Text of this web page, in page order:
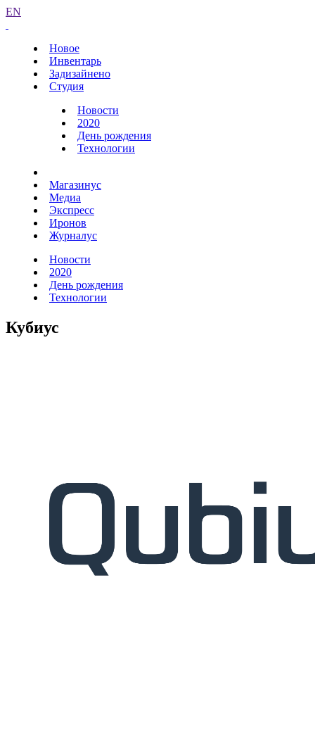
EN
Новое
Инвентарь
Задизайнено
Студия
Новости
2020
День рождения
Технологии
Магазинус
Медиа
Экспресс
Иронов
Журналус
Новости
2020
День рождения
Технологии
Кубиус